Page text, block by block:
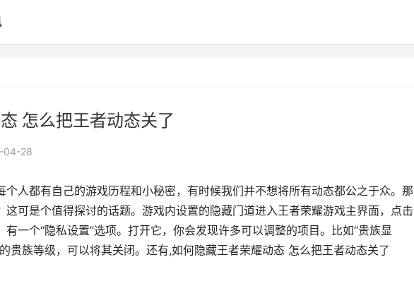
怎么把王者动态关了
04-28
个人都有自己的游戏历程和小秘密，有时候我们并不想将所有动态都公之于众。那
这可是个值得探讨的话题。游戏内设置的隐藏门道进入王者荣耀游戏主界面，点击
一个“隐私设置”选项。打开它，你会发现许多可以调整的项目。比如“贵族显
贵族等级，可以将其关闭。还有,如何隐藏王者荣耀动态 怎么把王者动态关了